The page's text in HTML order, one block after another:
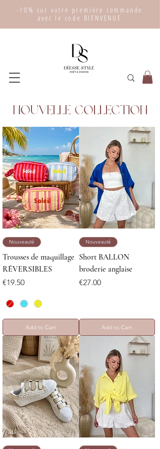
-10% sur votre première commande
avec le code BIENVENUE
NOUVELLE COLLECTION
Nouveauté
Trousses de maquillage
RÉVERSIBLES
Price
€19.50
Add to Cart
Nouveauté
Short BALLON
broderie anglaise
Price
€27.00
Add to Cart